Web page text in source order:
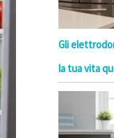
Gli
la tua vita